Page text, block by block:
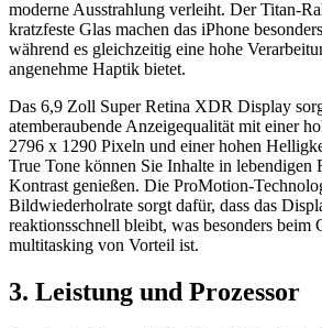
moderne Ausstrahlung verleiht. Der Titan-
kratzfeste Glas machen das iPhone
während es gleichzeitig eine hohe
angenehme Haptik bietet.
Das 6,9 Zoll Super Retina XDR Display
atemberaubende Anzeigequalität mit einer
2796 x 1290 Pixeln und einer hohen
True Tone können Sie Inhalte in lebendigen
Kontrast genießen. Die ProMotion-
Bildwiederholrate sorgt dafür, dass das
reaktionsschnell bleibt, was besonders beim
multitasking von Vorteil ist.
3. Leistung und Prozessor